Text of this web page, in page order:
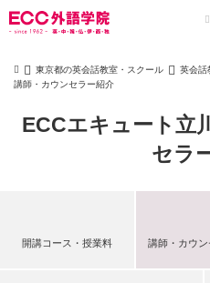
東京都の英会話教室・スクール
英会話
講師・カウンセラー紹介
ECCエキュート
セラ
開講コース・授業料 講師・カウ